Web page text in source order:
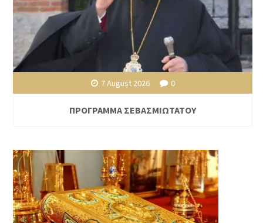
7 August 2026 0
ΠΡΟΓΡΑΜΜΑ ΣΕΒΑΣΜΙΩΤΑΤΟΥ